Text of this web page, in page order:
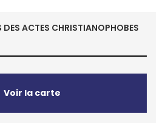
ACTES CHRISTIANOPHOBES
Voir la carte